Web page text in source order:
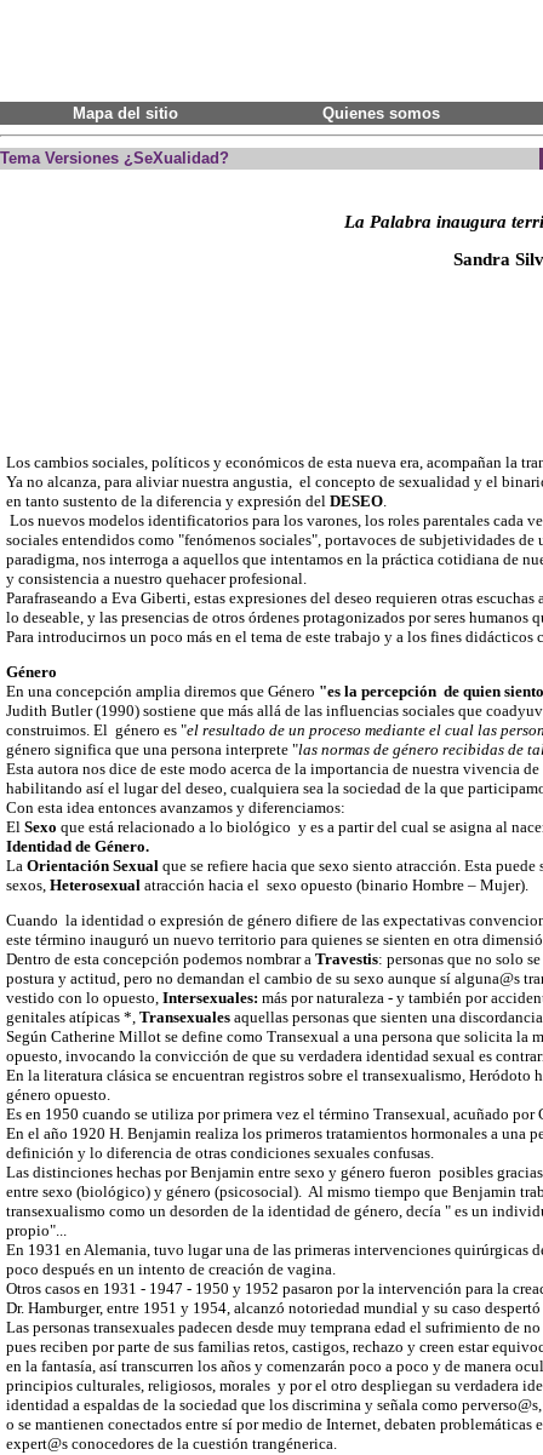
Mapa del sitio Quienes somos
Tema Versiones ¿SeXualidad?
La Palabra inaugura
Sandra
Los cambios sociales, políticos y económicos de esta nueva era, acompañan la
Ya no alcanza, para aliviar nuestra angustia, el concepto de sexualidad y el
en tanto sustento de la diferencia y expresión del DESEO
Los nuevos modelos identificatorios para los varones, los roles parentales cada
sociales entendidos como "fenómenos sociales", portavoces de subjetividades
paradigma, nos interroga a aquellos que intentamos en la práctica cotidiana de
y consistencia a nuestro quehacer profesional.
Parafraseando a Eva Giberti, estas expresiones del deseo requieren otras
lo deseable, y las presencias de otros órdenes protagonizados por seres humanos
Para introducirnos un poco más en el tema de este trabajo y a los fines
Género
En una concepción amplia diremos que Género "es la percepción de quien
Judith Butler (1990) sostiene que más allá de las influencias sociales que
construimos. El género es "el resultado de un proceso mediante el cual las
género significa que una persona interprete "las normas de género recibidas de
Esta autora nos dice de este modo acerca de la importancia de nuestra vivencia
habilitando así el lugar del deseo, cualquiera sea la sociedad de la que
Con esta idea entonces avanzamos y diferenciamos:
El Sexo que está relacionado a lo biológico y es a partir del cual se asigna al
Identidad de Género.
La Orientación Sexual que se refiere hacia que sexo siento atracción. Esta puede
sexos, Heterosexual atracción hacia el sexo opuesto (binario Hombre – Mujer).
Cuando la identidad o expresión de género difiere de las expectativas
este término inauguró un nuevo territorio para quienes se sienten en otra
Dentro de esta concepción podemos nombrar a Travestis: personas que no solo
postura y actitud, pero no demandan el cambio de su sexo aunque sí alguna@s
vestido con lo opuesto, Intersexuales: más por naturaleza - y también por
genitales atípicas *, Transexuales aquellas personas que sienten una
Según Catherine Millot se define como Transexual a una persona que solicita la
opuesto, invocando la convicción de que su verdadera identidad sexual es
En la literatura clásica se encuentran registros sobre el transexualismo,
género opuesto.
Es en 1950 cuando se utiliza por primera vez el término Transexual, acuñado
En el año 1920 H. Benjamin realiza los primeros tratamientos hormonales a una
definición y lo diferencia de otras condiciones sexuales confusas.
Las distinciones hechas por Benjamin entre sexo y género fueron posibles
entre sexo (biológico) y género (psicosocial). Al mismo tiempo que Benjamin
transexualismo como un desorden de la identidad de género, decía " es un
propio"...
En 1931 en Alemania, tuvo lugar una de las primeras intervenciones
poco después en un intento de creación de vagina.
Otros casos en 1931 - 1947 - 1950 y 1952 pasaron por la intervención para la
Dr. Hamburger, entre 1951 y 1954, alcanzó notoriedad mundial y su caso
Las personas transexuales padecen desde muy temprana edad el sufrimiento de
pues reciben por parte de sus familias retos, castigos, rechazo y creen estar
en la fantasía, así transcurren los años y comenzarán poco a poco y de manera
principios culturales, religiosos, morales y por el otro despliegan su verdadera
identidad a espaldas de la sociedad que los discrimina y señala como
o se mantienen conectados entre sí por medio de Internet, debaten
expert@s conocedores de la cuestión trangénerica.